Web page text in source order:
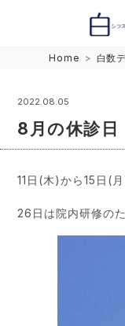
Home > 白数
2022.08.05
8月の休診日
11日(木)から15日(
26日は院内研修の